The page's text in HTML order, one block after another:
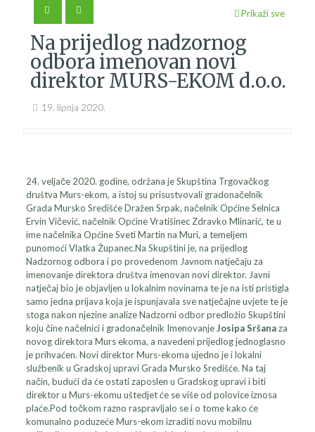
Prikaži sve
Na prijedlog nadzornog
odbora imenovan novi
direktor MURS-EKOM d.o.o.
19. lipnja 2020.
24. veljače 2020. godine, održana je Skupština Trgovačkog
društva Murs-ekom, a istoj su prisustvovali gradonačelnik
Grada Mursko Središće Dražen Srpak, načelnik Općine Selnica
Ervin Vičević, načelnik Općine Vratišinec Zdravko Mlinarić, te u
ime načelnika Općine Sveti Martin na Muri, a temeljem
punomoći Vlatka Županec.Na Skupštini je, na prijedlog
Nadzornog odbora i po provedenom Javnom natječaju za
imenovanje direktora društva imenovan novi direktor. Javni
natječaj bio je objavljen u lokalnim novinama te je na isti pristigla
samo jedna prijava koja je ispunjavala sve natječajne uvjete te je
stoga nakon njezine analize Nadzorni odbor predložio Skupštini
koju čine načelnici i gradonačelnik ImenovanjeJosipa Sršanaza
novog direktora Murs ekoma, a navedeni prijedlog jednoglasno
je prihvaćen. Novi direktor Murs-ekoma ujedno je i lokalni
službenik u Gradskoj upravi Grada Mursko Središće. Na taj
način, budući da će ostati zaposlen u Gradskog upravi i biti
direktor u Murs-ekomu uštedjet će se više od polovice iznosa
plaće.Pod točkom razno raspravljalo se i o tome kako će
komunalno poduzeće Murs-ekom izraditi novu mobilnu